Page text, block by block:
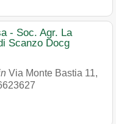
- Soc. Agr. La
Scanzo Docg
Via Monte Bastia 11,